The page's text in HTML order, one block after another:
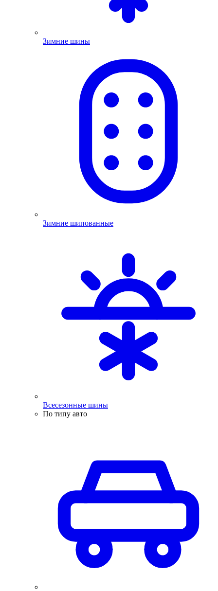
Зимние шины
Зимние шипованные
Всесезонные шины
По типу авто